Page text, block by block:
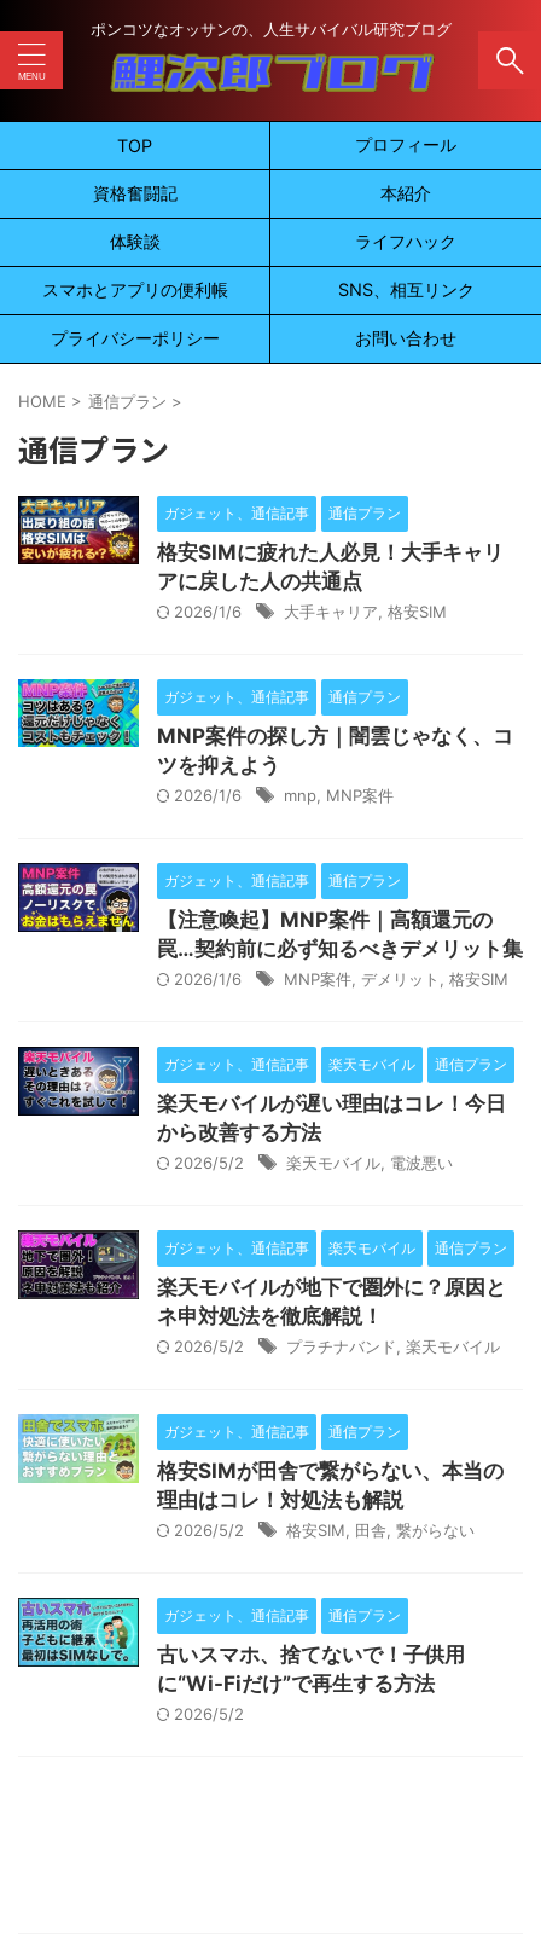
ポンコツなオッサンの、人生サバイバル研究ブログ
TOP プロフィール
資格奮闘記 本紹介
体験談 ライフハック
スマホとアプリの便利帳 SNS、相互リンク
プライバシーポリシー お問い合わせ
HOME > 通信プラン >
通信プラン
ガジェット、通信記事 通信プラン
格安SIMに疲れた人必見！大手キャリ
アに戻した人の共通点
2026/1/6 大手キャリア 格安SIM
ガジェット、通信記事 通信プラン
MNP案件の探し方｜闇雲じゃなく、コ
ツを抑えよう
2026/1/6 mnp MNP案件
ガジェット、通信記事 通信プラン
【注意喚起】MNP案件｜高額還元の
罠…契約前に必ず知るべきデメリット集
2026/1/6 MNP案件 デメリット 格安SIM
ガジェット、通信記事 楽天モバイル 通信プラン
楽天モバイルが遅い理由はコレ！今日
から改善する方法
2026/5/2 楽天モバイル 電波悪い
ガジェット、通信記事 楽天モバイル 通信プラン
楽天モバイルが地下で圏外に？原因と
ネ申対処法を徹底解説！
2026/5/2 プラチナバンド 楽天モバイル
ガジェット、通信記事 通信プラン
格安SIMが田舎で繋がらない、本当の
理由はコレ！対処法も解説
2026/5/2 格安SIM 田舎 繋がらない
ガジェット、通信記事 通信プラン
古いスマホ、捨てないで！子供用
に“Wi-Fiだけ”で再生する方法
2026/5/2